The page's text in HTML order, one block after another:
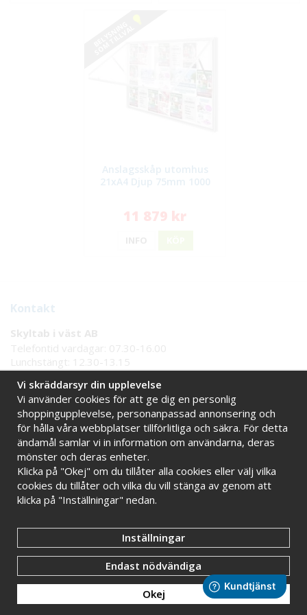
Anslagsskåp utomhus
21xA4 Djup 75mm 1000
11 879 kr
Kontakt
Tel:08 - 777 77 82
Tel: 0521 - 171 77
E-post:info@skyltab.se
Handla tryggt hos oss
Online sedan 2009
Stort eget lager
Snabba leveranser
Faktura 30 dagar
Vi skräddarsyr din upplevelse
Vi använder cookies för att ge dig en personlig
shoppingupplevelse, personanpassad annonsering och
för hålla våra webbplatser tillförlitliga och säkra. För detta
ändamål samlar vi in information om användarna, deras
mönster och deras enheter.
Klicka på "Okej" om du tillåter alla cookies eller välj vilka
cookies du tillåter och vilka du vill stänga av genom att
klicka på "Inställningar" nedan.
Inställningar
Endast nödvändiga
Okej